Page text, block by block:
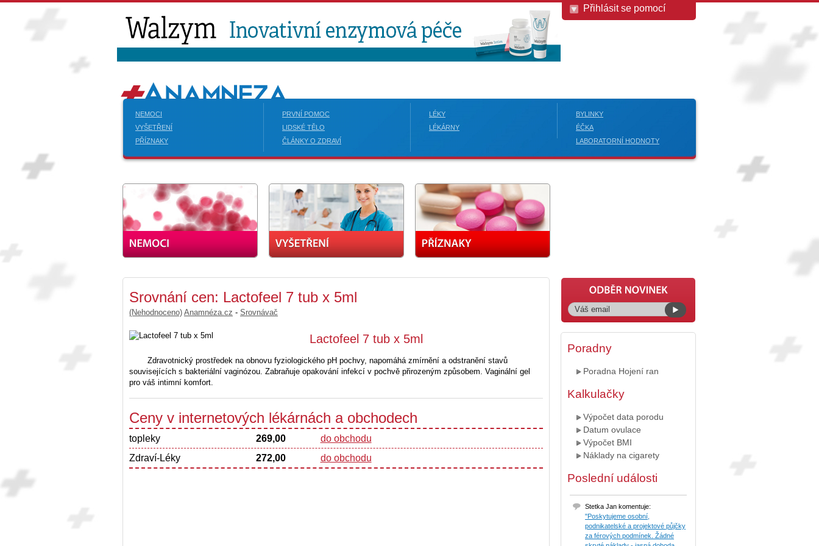
Přihlásit se pomocí
NEMOCI
VYŠETŘENÍ
PŘÍZNAKY
PRVNÍ POMOC
LIDSKÉ TĚLO
ČLÁNKY O ZDRAVÍ
LÉKY
LÉKÁRNY
BYLINKY
ÉČKA
LABORATORNÍ HODNOTY
Srovnání cen: Lactofeel 7 tub x 5ml
(Nehodnoceno) Anamnéza.cz - Srovnávač
Lactofeel 7 tub x 5ml
Zdravotnický prostředek na obnovu fyziologického pH pochvy, napomáhá zmírnění a odstranění stavů
souvisejících s bakteriální vaginózou. Zabraňuje opakování infekcí v pochvě přirozeným způsobem. Vaginální gel
pro váš intimní komfort.
Ceny v internetových lékárnách a obchodech
topleky 269,00
do obchodu
Zdraví-Léky
272,00 do obchodu
Poradny
Poradna Hojení ran
Kalkulačky
Výpočet data porodu
Datum ovulace
Výpočet BMI
Náklady na cigarety
Poslední události
Stetka Jan komentuje:
"Poskytujeme osobní,
podnikatelské a projektové půjčky
za férových podmínek. Žádné